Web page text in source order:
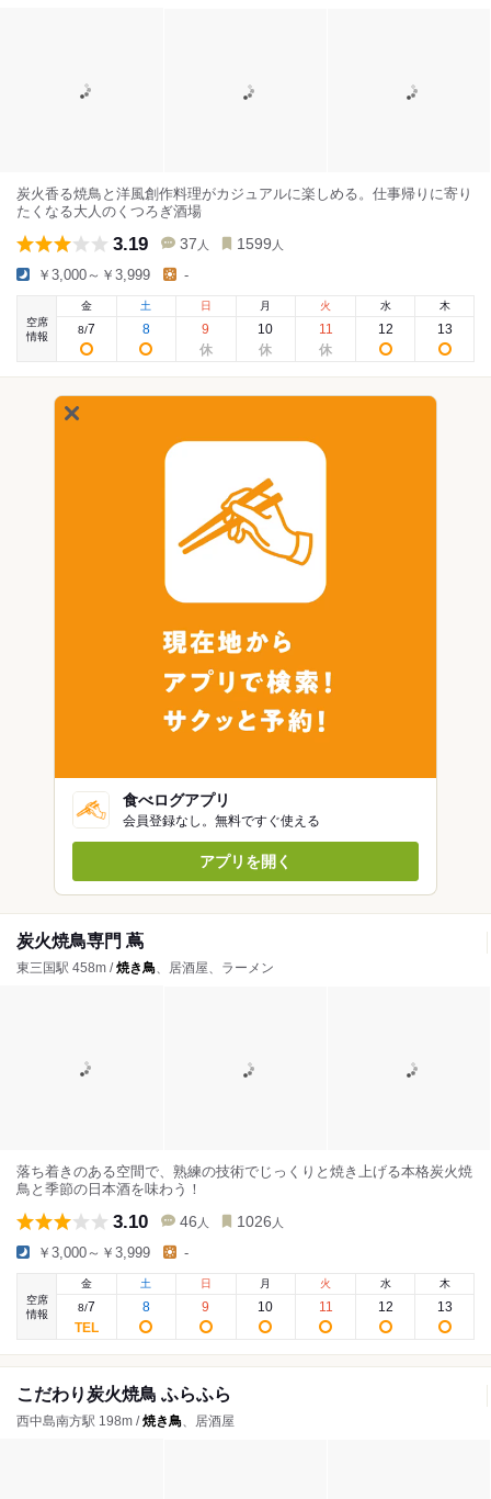
炭火香る焼鳥と洋風創作料理がカジュアルに楽しめる。仕事帰りに寄り
たくなる大人のくつろぎ酒場
3.19 37 人 1599 人
￥3,000～￥3,999 -
空席
情報
金
8/7
土
8
日
9
月
10
火
11
水
12
木
13
食べログアプリ
会員登録なし。無料ですぐ使える
アプリを開く
炭火焼鳥専門 蔦
東三国駅 458m /焼き鳥、居酒屋、ラーメン
落ち着きのある空間で、熟練の技術でじっくりと焼き上げる本格炭火焼
鳥と季節の日本酒を味わう！
3.10 46 人 1026 人
￥3,000～￥3,999 -
空席
情報
金
8/7
土
8
日
9
月
10
火
11
水
12
木
13
こだわり炭火焼鳥 ふらふら
西中島南方駅 198m /焼き鳥、居酒屋